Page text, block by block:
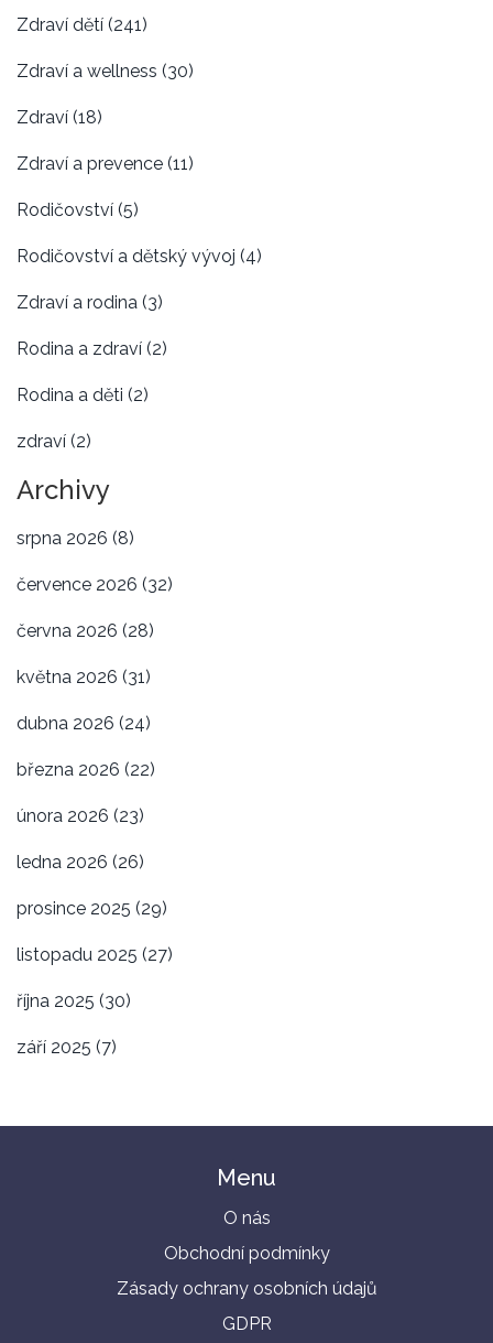
Zdraví dětí (241)
Zdraví a wellness (30)
Zdraví (18)
Zdraví a prevence (11)
Rodičovství (5)
Rodičovství a dětský vývoj (4)
Zdraví a rodina (3)
Rodina a zdraví (2)
Rodina a děti (2)
zdraví (2)
Archivy
srpna 2026 (8)
července 2026 (32)
června 2026 (28)
května 2026 (31)
dubna 2026 (24)
března 2026 (22)
února 2026 (23)
ledna 2026 (26)
prosince 2025 (29)
listopadu 2025 (27)
října 2025 (30)
září 2025 (7)
Menu
O nás
Obchodní podmínky
Zásady ochrany osobních údajů
GDPR